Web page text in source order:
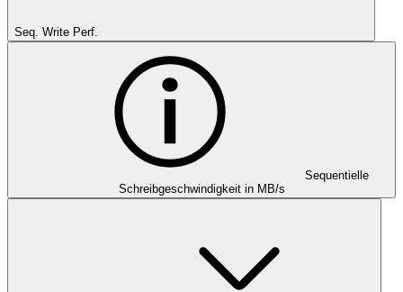
Seq. Write Perf.
Sequentielle
Schreibgeschwindigkeit in MB/s